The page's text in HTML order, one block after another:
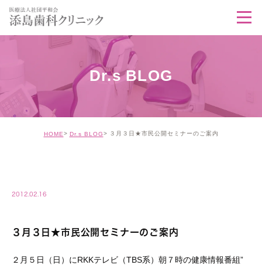
Dr.s BLOG
HOME Dr.s BLOG ３月３日★市民公開セミナーのご案内
2012.02.16
３月３日★市民公開セミナーのご案内
２月５日（日）にRKKテレビ（TBS系）朝７時の健康情報番組”